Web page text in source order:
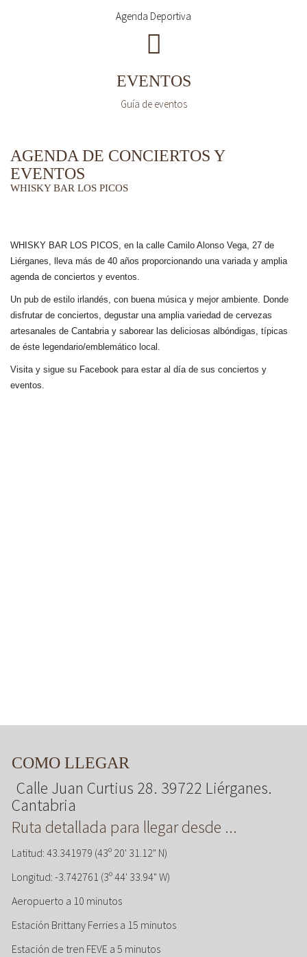
Agenda Deportiva
EVENTOS
Guía de eventos
AGENDA DE CONCIERTOS Y
EVENTOS
WHISKY BAR LOS PICOS
WHISKY BAR LOS PICOS, en la calle Camilo Alonso Vega, 27 de
Liérganes, lleva más de 40 años proporcionando una variada y amplia
agenda de conciertos y eventos.
Un pub de estilo irlandés, con buena música y mejor ambiente. Donde
disfrutar de conciertos, degustar una amplia variedad de cervezas
artesanales de Cantabria y saborear las deliciosas albóndigas, típicas
de éste legendario/emblemático local.
Visita y sigue su Facebook para estar al día de sus conciertos y
eventos.
COMO LLEGAR
Calle Juan Curtius 28. 39722 Liérganes.
Cantabria
Ruta detallada para llegar desde ...
Latitud: 43.341979 (43º 20' 31.12" N)
Longitud: -3.742761 (3º 44' 33.94" W)
Aeropuerto a 10 minutos
Estación Brittany Ferries a 15 minutos
Estación de tren FEVE a 5 minutos